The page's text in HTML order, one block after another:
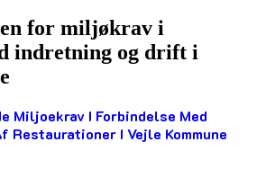
for miljøkrav i
indretning og drift i
Miljoekrav I Forbindelse Med
Restaurationer I Vejle Kommune